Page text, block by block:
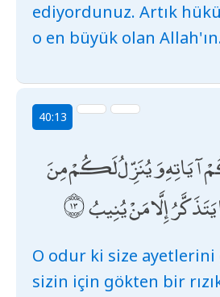
ediyordunuz. Artık
o en büyük olan
40:13
آيَاتِهِ وَيُنَزِّلُ لَكُمْ مِنَ
إِلَّا مَنْ يُنِيبُ
O odur ki size
sizin için gökten bir